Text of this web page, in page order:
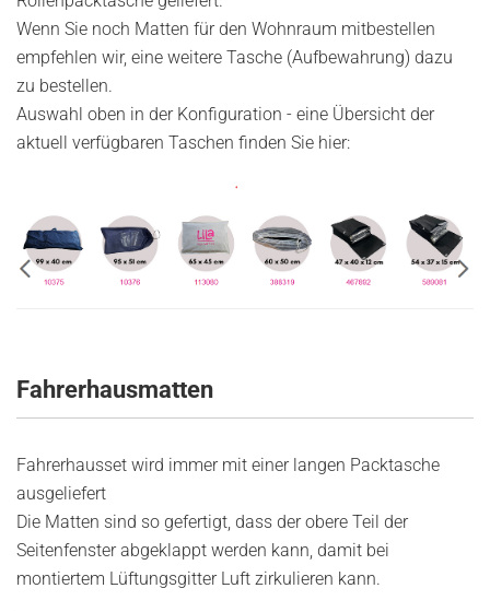
Wenn Sie noch Matten für den Wohnraum mitbestellen
empfehlen wir, eine weitere Tasche (Aufbewahrung) dazu
zu bestellen.
Auswahl oben in der Konfiguration - eine Übersicht der
aktuell verfügbaren Taschen finden Sie hier:
Fahrerhausmatten
Fahrerhausset wird immer mit einer langen Packtasche
ausgeliefert
Die Matten sind so gefertigt, dass der obere Teil der
Seitenfenster abgeklappt werden kann, damit bei
montiertem Lüftungsgitter Luft zirkulieren kann.